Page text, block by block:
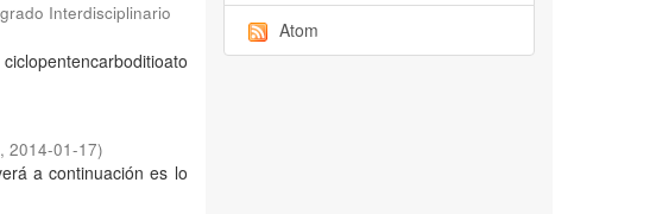
Interdisciplinario
, 2014-01-17)
a continuación es lo
Atom